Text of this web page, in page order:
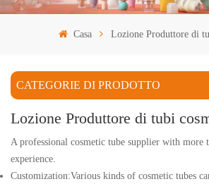
Casa Lozione Produttore di
CATEGORIE DI PRODOTTO
Lozione Produttore di tubi
A professional cosmetic tube supplier with more
experience.
Customization:Various kinds of cosmetic tubes